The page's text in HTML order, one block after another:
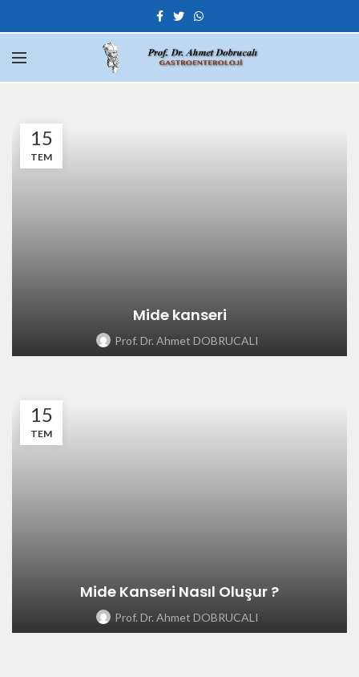
15
TEM
Mide kanseri
Prof. Dr. Ahmet DOBRUCALI
15
TEM
Mide Kanseri Nasıl Oluşur ?
Prof. Dr. Ahmet DOBRUCALI